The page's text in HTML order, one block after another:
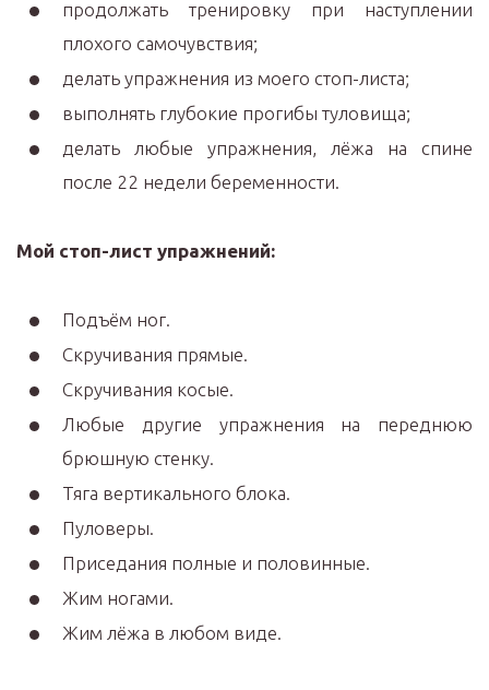
продолжать тренировку при наступлении
плохого самочувствия;
делать упражнения из моего стоп-листа;
выполнять глубокие прогибы туловища;
делать любые упражнения, лёжа на спине
после 22 недели беременности.
Мой стоп-лист упражнений:
Подъём ног.
Скручивания прямые.
Скручивания косые.
Любые другие упражнения на переднюю
брюшную стенку.
Тяга вертикального блока.
Пуловеры.
Приседания полные и половинные.
Жим ногами.
Жим лёжа в любом виде.